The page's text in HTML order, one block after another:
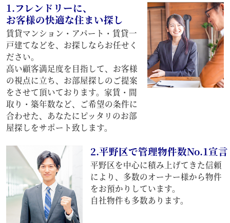
1.フレンドリーに、
お客様の快適な住まい探し
賃貸マンション・アパート・賃貸一
戸建てなどを、お探しならお任せく
ださい。
高い顧客満足度を目指して、お客様
の視点に立ち、お部屋探しのご提案
をさせて頂いております。家賃・間
取り・築年数など、ご希望の条件に
合わせた、あなたにピッタリのお部
屋探しをサポート致します。
2.平野区で管理物件数No.1宣言
平野区を中心に積み上げてきた信頼
により、多数のオーナー様から物件
をお預かりしています。
自社物件も多数あります。